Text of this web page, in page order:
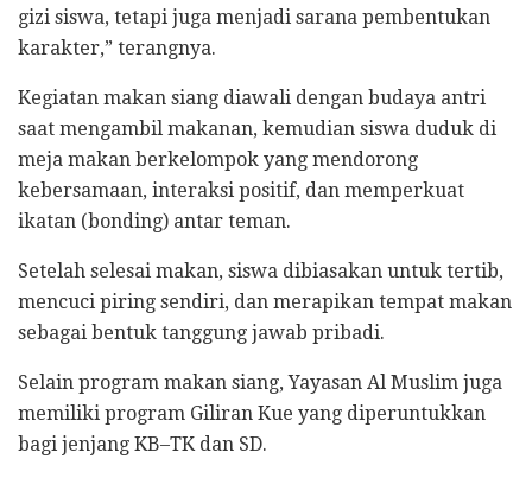
gizi siswa, tetapi juga menjadi sarana pembentukan
karakter,” terangnya.
Kegiatan makan siang diawali dengan budaya antri
saat mengambil makanan, kemudian siswa duduk di
meja makan berkelompok yang mendorong
kebersamaan, interaksi positif, dan memperkuat
ikatan (bonding) antar teman.
Setelah selesai makan, siswa dibiasakan untuk tertib,
mencuci piring sendiri, dan merapikan tempat makan
sebagai bentuk tanggung jawab pribadi.
Selain program makan siang, Yayasan Al Muslim juga
memiliki program Giliran Kue yang diperuntukkan
bagi jenjang KB–TK dan SD.